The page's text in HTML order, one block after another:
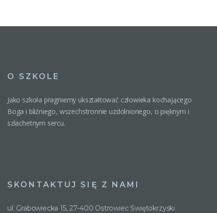
O SZKOLE
Jako szkoła pragniemy ukształtować człowieka kochającego
Boga i bliźniego, wszechstronnie uzdolnionego, o pięknym i
szlachetnym sercu.
SKONTAKTUJ SIĘ Z NAMI
ul. Grabowiecka 15, 27-400 Ostrowiec Świętokrzyski